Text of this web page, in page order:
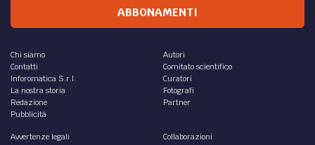
ABBONAMENTI
Chi siamo
Contatti
Inforomatica S.r.l.
La nostra storia
Redazione
Pubblicità
Autori
Comitato scientifico
Curatori
Fotografi
Partner
Avvertenze legali
Collaborazioni